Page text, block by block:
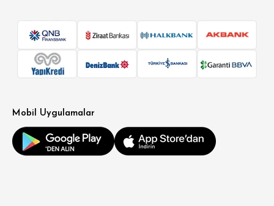
SÜPER SLİM FİT
RELAX FİT
OVERSİZE
Mobil Uygulamalar